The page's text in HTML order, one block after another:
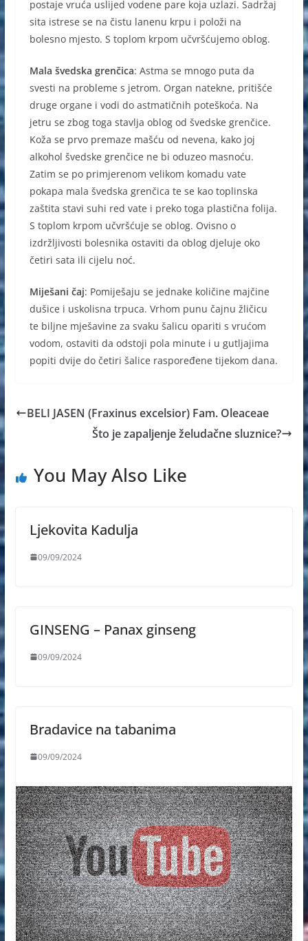
postaje vruća uslijed vodene pare koja uzlazi. Sadržaj
sita istrese se na čistu lanenu krpu i položi na
bolesno mjesto. S toplom krpom učvršćujemo oblog.
Mala švedska grenčica: Astma se mnogo puta da
svesti na probleme s jetrom. Organ natekne, pritišće
druge organe i vodi do astmatičnih poteškoća. Na
jetru se zbog toga stavlja oblog od švedske grenčice.
Koža se prvo premaze mašću od nevena, kako joj
alkohol švedske grenčice ne bi oduzeo masnoću.
Zatim se po primjerenom velikom komadu vate
pokapa mala švedska grenčica te se kao toplinska
zaštita stavi suhi red vate i preko toga plastična folija.
S toplom krpom učvršćuje se oblog. Ovisno o
izdržljivosti bolesnika ostaviti da oblog djeluje oko
četiri sata ili cijelu noć.
Miješani čaj: Pomiješaju se jednake količine majčine
dušice i uskolisna trpuca. Vrhom punu čajnu žličicu
te biljne mješavine za svaku šalicu opariti s vrućom
vodom, ostaviti da odstoji pola minute i u gutljajima
popiti dvije do četiri šalice raspoređene tijekom dana.
BELI JASEN (Fraxinus excelsior) Fam. Oleaceae
Što je zapaljenje želudačne sluznice?
You May Also Like
Ljekovita Kadulja
09/09/2024
GINSENG – Panax ginseng
09/09/2024
Bradavice na tabanima
09/09/2024